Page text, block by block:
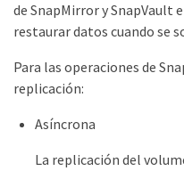
de SnapMirror y SnapVault
restaurar datos cuando se
Para las operaciones de
replicación:
Asíncrona
La replicación del